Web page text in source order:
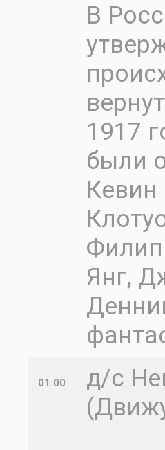
В
1917
были
Кевин
Янг,
01:00
д/с